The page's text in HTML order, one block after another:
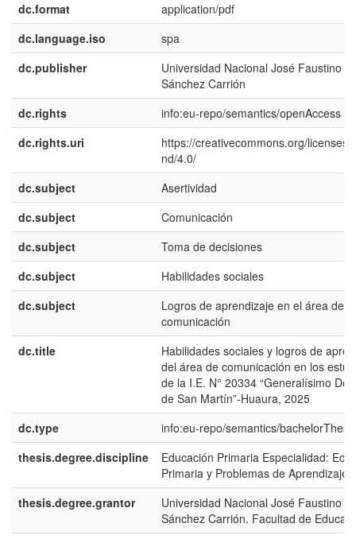
dc.format
application/pdf
dc.language.iso
spa
dc.publisher
Universidad Nacional José Faustino
Sánchez Carrión
dc.rights
info:eu-repo/semantics/openAccess
dc.rights.uri
https://creativecommons.org/licenses/
nd/4.0/
dc.subject
Asertividad
dc.subject
Comunicación
dc.subject
Toma de decisiones
dc.subject
Habilidades sociales
dc.subject
Logros de aprendizaje en el área de
comunicación
dc.title
Habilidades sociales y logros de
del área de comunicación en los
de la I.E. N° 20334 “Generalísimo
de San Martín”-Huaura, 2025
dc.type
info:eu-repo/semantics/bachelorThesis
thesis.degree.discipline
Educación Primaria Especialidad:
Primaria y Problemas de Aprendizaje
thesis.degree.grantor
Universidad Nacional José Faustino
Sánchez Carrión. Facultad de